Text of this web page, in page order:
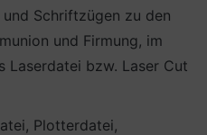
Schriftzügen zu den
und Firmung, im
Laserdatei bzw. Laser Cut
Plotterdatei,